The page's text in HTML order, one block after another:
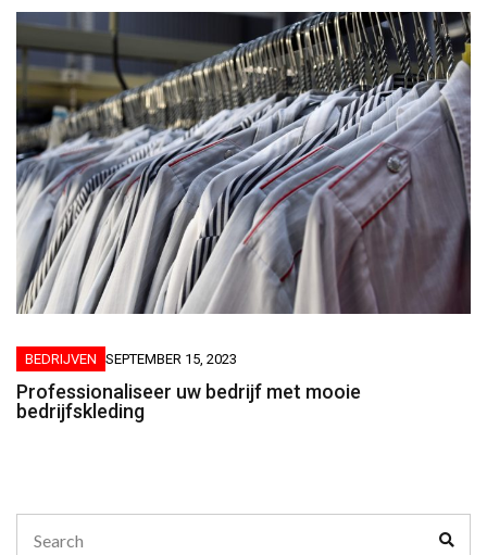
BEDRIJVEN SEPTEMBER 15, 2023
Professionaliseer uw bedrijf met mooie
bedrijfskleding
for: